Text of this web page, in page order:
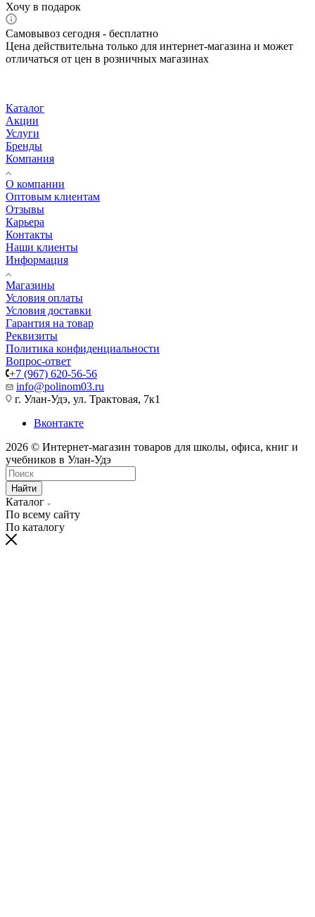
Хочу в подарок
Самовывоз сегодня - бесплатно
Цена действительна только для интернет-магазина и может
отличаться от цен в розничных магазинах
Каталог
Акции
Услуги
Бренды
Компания
О компании
Оптовым клиентам
Отзывы
Карьера
Контакты
Наши клиенты
Информация
Магазины
Условия оплаты
Условия доставки
Гарантия на товар
Реквизиты
Политика конфиденциальности
Вопрос-ответ
+7 (967) 620-56-56
info@polinom03.ru
г. Улан-Удэ, ул. Трактовая, 7к1
Вконтакте
2026 © Интернет-магазин товаров для школы, офиса, книг и
учебников в Улан-Удэ
Найти
Каталог
По всему сайту
По каталогу